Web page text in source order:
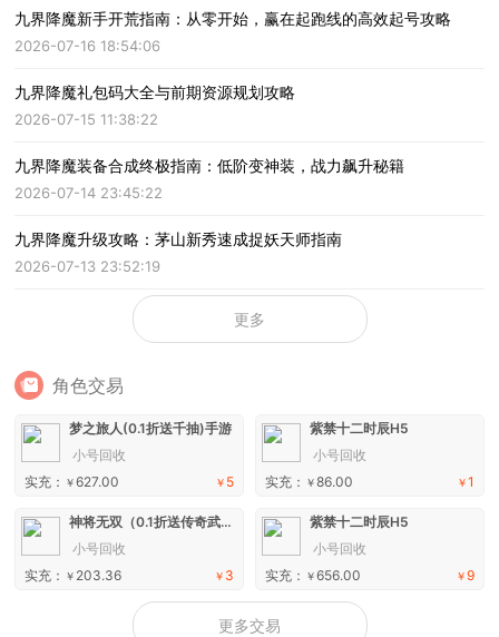
九界降魔新手开荒指南：从零开始，赢在起跑线的高效起号攻略
2026-07-16 18:54:06
九界降魔礼包码大全与前期资源规划攻略
2026-07-15 11:38:22
九界降魔装备合成终极指南：低阶变神装，战力飙升秘籍
2026-07-14 23:45:22
九界降魔升级攻略：茅山新秀速成捉妖天师指南
2026-07-13 23:52:19
更多
角色交易
梦之旅人(0.1折送千抽)手游
小号回收
￥ 5
实充： ￥627.00
紫禁十二时辰H5
小号回收
￥1
实充： ￥86.00
神将无双（0.1折送传奇武将）H5
小号回收
￥ 3
实充： ￥ 203.36
紫禁十二时辰H5
小号回收
￥9
实充： ￥656.00
更多交易